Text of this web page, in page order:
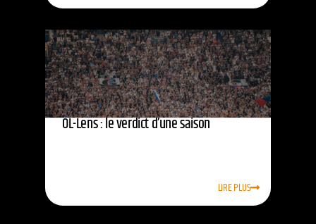
OL-Lens : le verdict d’une saison
LIRE PLUS